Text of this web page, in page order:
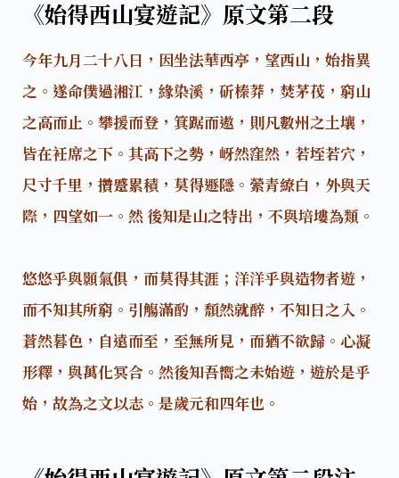
《始得西山宴遊記》原文第二段
今年九月二十八日，因坐法華西亭，望西山，始指異
之。遂命僕過湘江，緣染溪，斫榛莽，焚茅茷，窮山
之高而止。攀援而登，箕踞而遨，則凡數州之土壤，
皆在衽席之下。其高下之勢，岈然窪然，若垤若穴，
尺寸千里，攢蹙累積，莫得遯隱。縈青繚白，外與天
際，四望如一。然 後知是山之特出，不與培塿為類。
悠悠乎與顥氣俱，而莫得其涯；洋洋乎與造物者遊，
而不知其所窮。引觴滿酌，頹然就醉，不知日之入。
蒼然暮色，自遠而至，至無所見，而猶不欲歸。心凝
形釋，與萬化冥合。然後知吾嚮之未始遊，遊於是乎
始，故為之文以志。是歲元和四年也。